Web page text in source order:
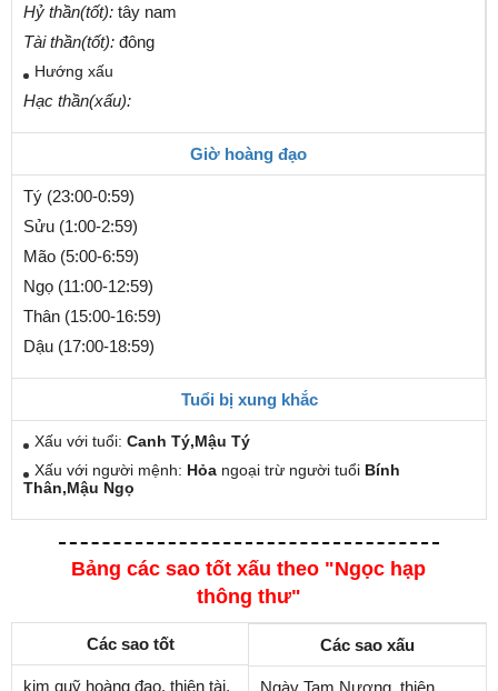
Hỷ thần(tốt): tây nam
Tài thần(tốt): đông
Hướng xấu
Hạc thần(xấu):
Giờ hoàng đạo
Tý (23:00-0:59)
Sửu (1:00-2:59)
Mão (5:00-6:59)
Ngọ (11:00-12:59)
Thân (15:00-16:59)
Dậu (17:00-18:59)
Tuổi bị xung khắc
Xấu với tuổi: Canh Tý,Mậu Tý
Xấu với người mệnh: Hỏa ngoại trừ người tuổi Bính
Thân,Mậu Ngọ
Bảng các sao tốt xấu theo "Ngọc hạp
thông thư"
Các sao tốt
kim quỹ hoàng đạo, thiên tài,
Các sao xấu
Ngày Tam Nương, thiên